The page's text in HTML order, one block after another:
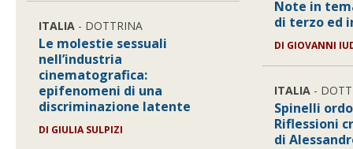
ITALIA - DOTTRINA
Le molestie sessuali
nell’industria
cinematografica:
epifenomeni di una
discriminazione latente
DI GIULIA SULPIZI
Note in
di terzo ed
DI GIOVANNI
ITALIA -
Spinelli
Riflessioni
di